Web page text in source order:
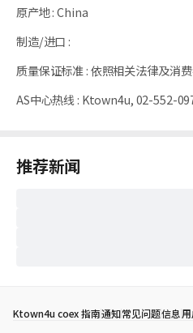
原产地:China
制造/进口 :
质量保证标准 :依照相关法律及消
AS中心热线 : Ktown4u, 02-552-
推荐新闻
Ktown4u coex 指南通知常见问题信息